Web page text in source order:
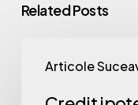
Related Posts
Articole
ipotecar